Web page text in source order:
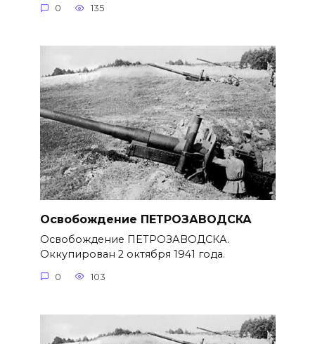
0 135
Освобождение ПЕТРОЗАВОДСКА
Освобождение ПЕТРОЗАВОДСКА.
Оккупирован 2 октября 1941 года.
0 103